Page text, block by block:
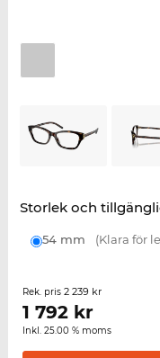
Storlek och
54 mm (Klara för
Rek. pris 2 239 kr
1 792kr
Inkl. 25.00 % moms